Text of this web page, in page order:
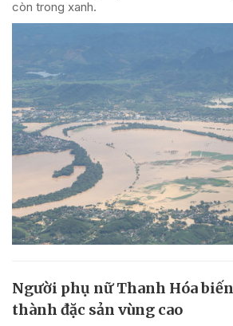
còn trong xanh.
Người phụ nữ Thanh Hóa
thành đặc sản vùng cao